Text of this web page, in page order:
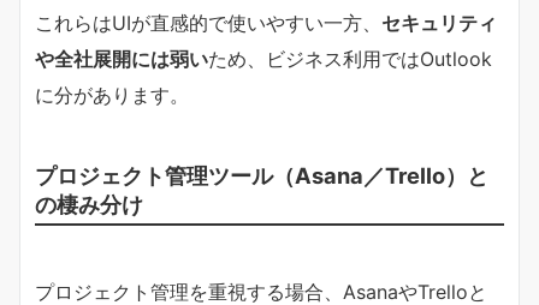
これらはUIが直感的で使いやすい一方、 セキュリティ
や全社展開には弱いため、ビジネス利用ではOutlook
に分があります。
プロジェクト管理ツール（Asana／Trello）と
の棲み分け
プロジェクト管理を重視する場合、AsanaやTrelloと